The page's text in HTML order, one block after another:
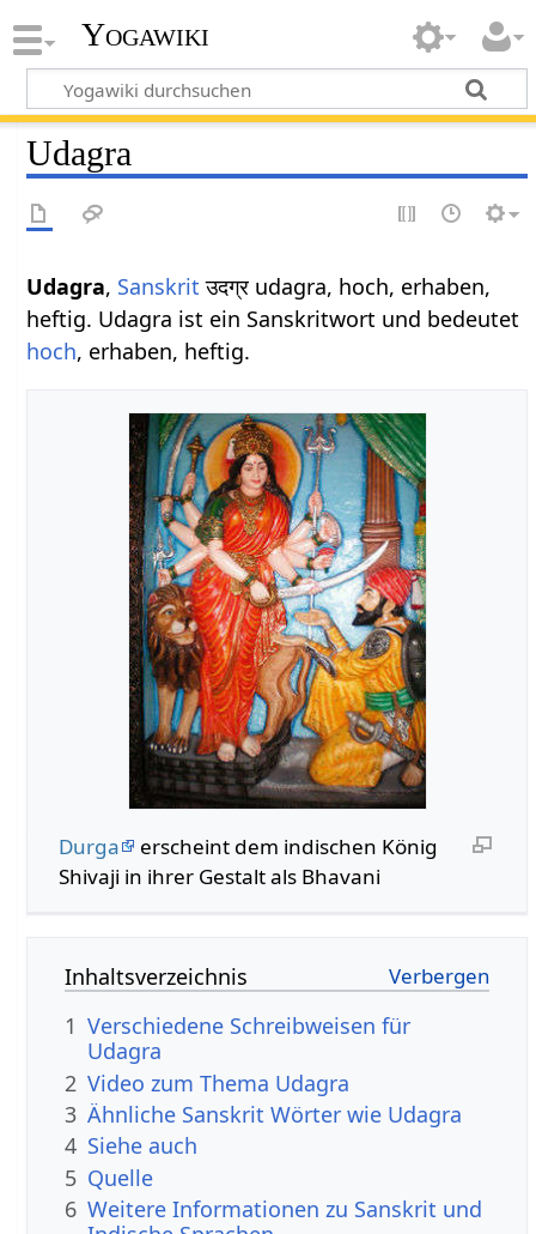
Yogawiki
Udagra
Udagra, Sanskrit उदग्र udagra, hoch, erhaben,
heftig. Udagra ist ein Sanskritwort und bedeutet
hoch, erhaben, heftig.
Durga
erscheint dem indischen König
Shivaji in ihrer Gestalt als Bhavani
Inhaltsverzeichnis
1 Verschiedene Schreibweisen für
Udagra
2 Video zum Thema Udagra
3 Ähnliche Sanskrit Wörter wie Udagra
4 Siehe auch
5 Quelle
6 Weitere Informationen zu Sanskrit und